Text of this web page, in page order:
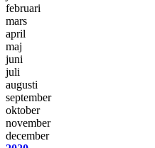
februari
mars
april
maj
juni
juli
augusti
september
oktober
november
december